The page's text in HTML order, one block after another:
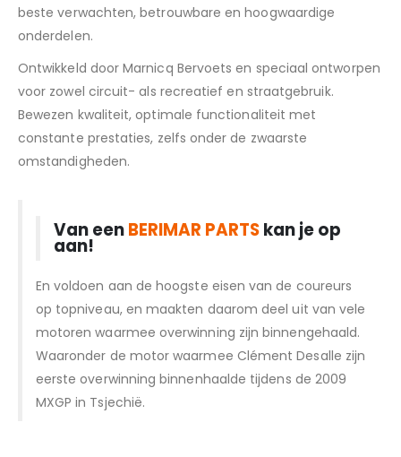
beste verwachten, betrouwbare en hoogwaardige
onderdelen.
Ontwikkeld door Marnicq Bervoets en speciaal ontworpen
voor zowel circuit- als recreatief en straatgebruik.
Bewezen kwaliteit, optimale functionaliteit met
constante prestaties, zelfs onder de zwaarste
omstandigheden.
Van een BERIMAR PARTSkan je op
aan!
En voldoen aan de hoogste eisen van de coureurs
op topniveau, en maakten daarom deel uit van vele
motoren waarmee overwinning zijn binnengehaald.
Waaronder de motor waarmee Clément Desalle zijn
eerste overwinning binnenhaalde tijdens de 2009
MXGP in Tsjechië.